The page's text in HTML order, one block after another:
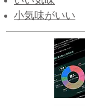
小気味がいい